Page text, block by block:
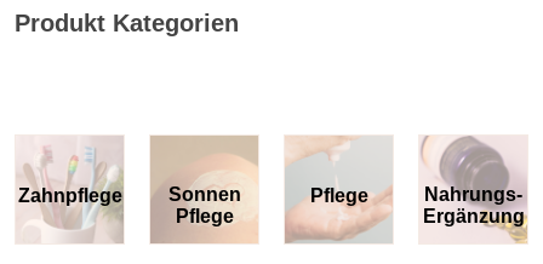
Produkt Kategorien
Zahnpflege
Sonnen
Pflege
Pflege
Nahrungs-
Ergänzung